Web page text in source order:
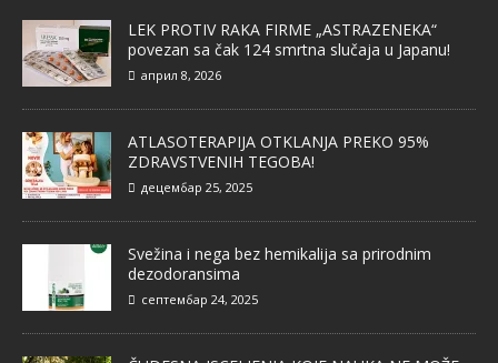
LEK PROTIV RAKA FIRME „ASTRAZENEKA“
povezan sa čak 124 smrtna slučaja u Japanu!
април 8, 2026
ATLASOTERAPIJA OTKLANJA PREKO 95%
ZDRAVSTVENIH TEGOBA!
децембар 25, 2025
Svežina i nega bez hemikalija sa prirodnim
dezodoransima
септембар 24, 2025